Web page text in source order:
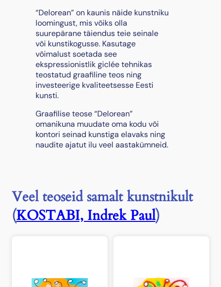
“Delorean” on kaunis näide kunstniku
loomingust, mis võiks olla
suurepärane täiendus teie seinale
või kunstikogusse. Kasutage
võimalust soetada see
ekspressionistlik giclée tehnikas
teostatud graafiline teos ning
investeerige kvaliteetsesse Eesti
kunsti.
Graafilise teose “Delorean”
omanikuna muudate oma kodu või
kontori seinad kunstiga elavaks ning
naudite ajatut ilu veel aastakümneid.
Veel teoseid samalt kunstnikult
(KOSTABI, Indrek Paul)